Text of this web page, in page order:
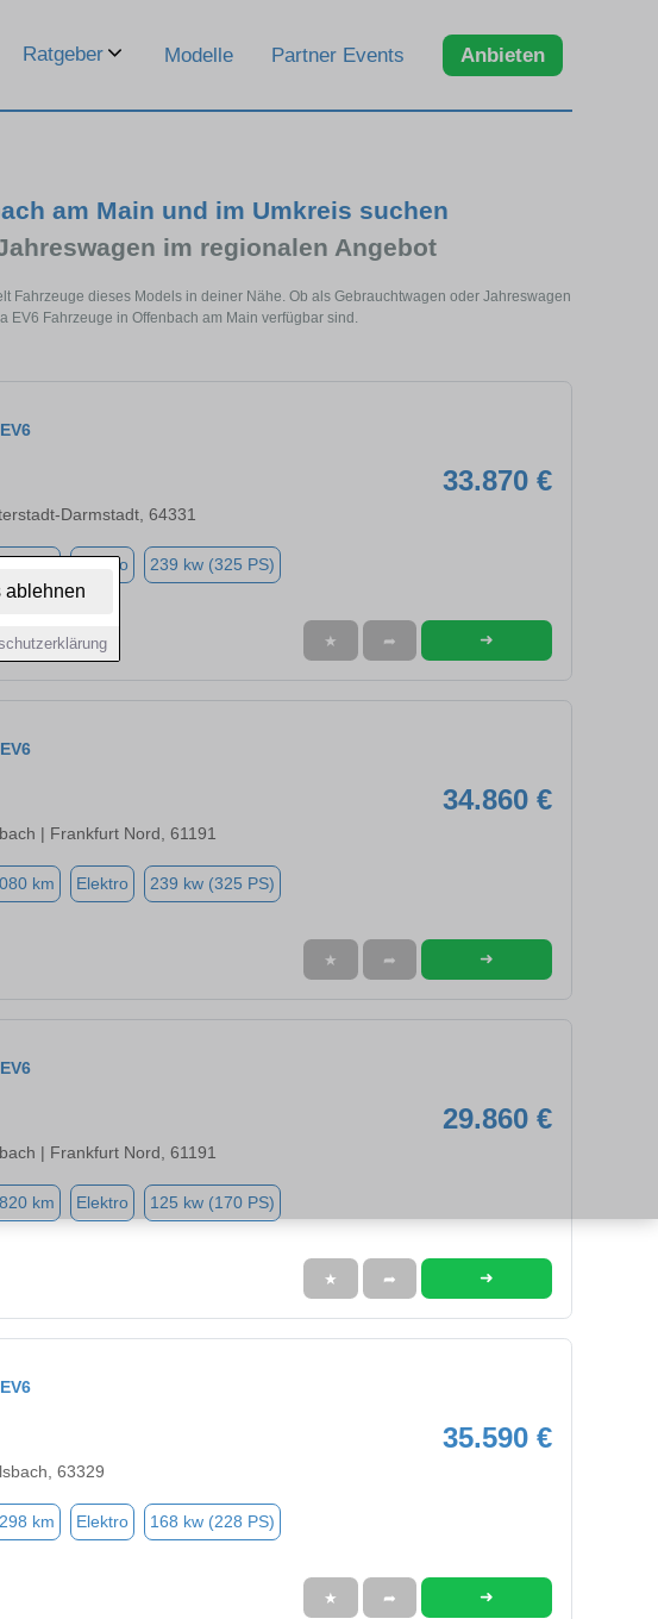
ablehnen
Ratgeber Modelle Partner Events Anbieten
am Main und im Umkreis suchen
im regionalen Angebot
Fahrzeuge dieses Models in deiner Nähe. Ob als Gebrauchtwagen oder Jahreswagen
EV6 Fahrzeuge in Offenbach am Main verfügbar sind.
33.870 €
Darmstadt, 64331
Elektro 239 kw (325 PS)
★ ➦ ➜
34.860 €
| Frankfurt Nord, 61191
km Elektro 239 kw (325 PS)
★ ➦ ➜
29.860 €
| Frankfurt Nord, 61191
km Elektro 125 kw (170 PS)
★ ➦ ➜
35.590 €
63329
km Elektro 168 kw (228 PS)
★ ➦ ➜